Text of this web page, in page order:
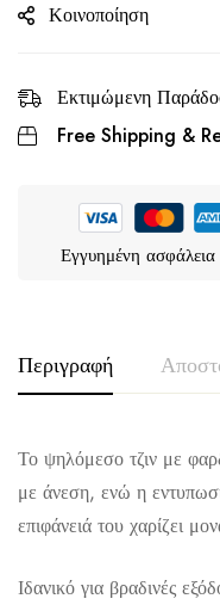
Κοινοποίηση
Εκτιμώμενη
Free Shipping &
Εγγυημένη
Περιγραφή
Το ψηλόμεσο τζιν με
με άνεση, ενώ η
επιφάνειά του χαρίζει
Ιδανικό για βραδινές